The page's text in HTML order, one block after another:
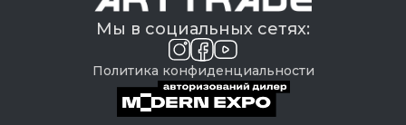
Мы в социальных сетях:
Политика конфиденциальности